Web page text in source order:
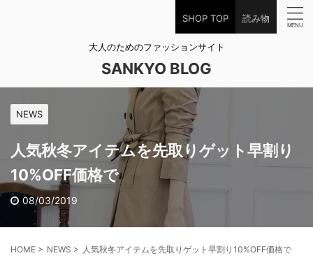
SHOP TOP 読み物
大人のためのファッションサイト
SANKYO BLOG
NEWS
人気秋冬アイテムを先取りゲット早割り
10%OFF価格で
08/03/2019
HOME > NEWS > 人気秋冬アイテムを先取りゲット早割り10%OFF価格で